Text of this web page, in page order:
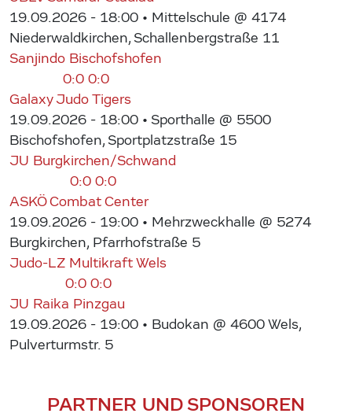
19.09.2026 - 18:00 • Mittelschule @ 4174
Niederwaldkirchen, Schallenbergstraße 11
Sanjindo Bischofshofen
0:0 0:0
Galaxy Judo Tigers
19.09.2026 - 18:00 • Sporthalle @ 5500
Bischofshofen, Sportplatzstraße 15
JU Burgkirchen/Schwand
0:0 0:0
ASKÖ Combat Center
19.09.2026 - 19:00 • Mehrzweckhalle @ 5274
Burgkirchen, Pfarrhofstraße 5
Judo-LZ Multikraft Wels
0:0 0:0
JU Raika Pinzgau
19.09.2026 - 19:00 • Budokan @ 4600 Wels,
Pulverturmstr. 5
PARTNER UND SPONSOREN